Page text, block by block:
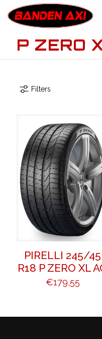
P ZERO
Filters
PIRELLI 245/45
R18 P ZERO XL
€179,55